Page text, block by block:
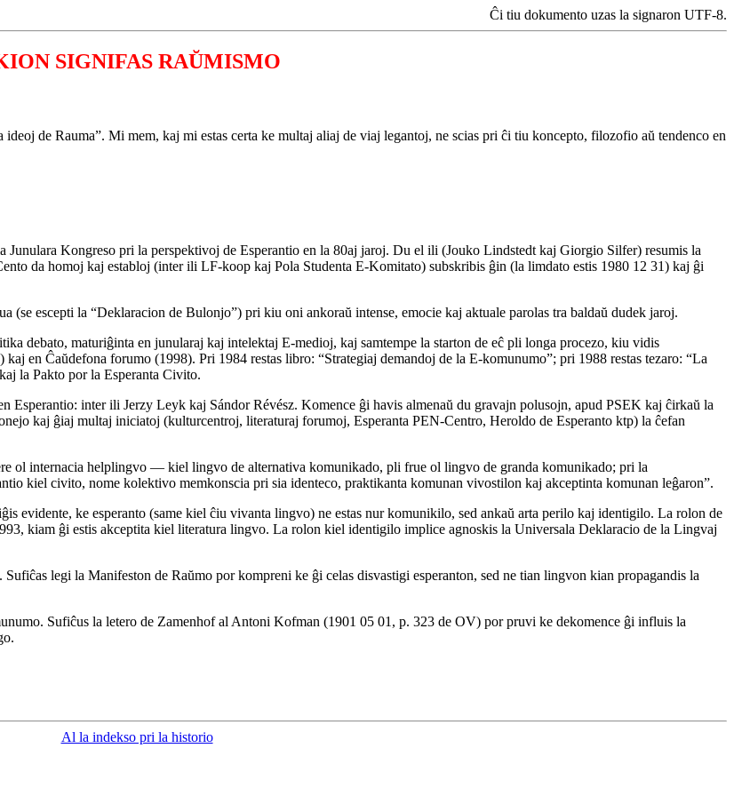
Ĉi tiu dokumento uzas la signaron UTF-8.
SIGNIFAS RAŬMISMO
de Rauma”. Mi mem, kaj mi estas certa ke multaj aliaj de viaj legantoj, ne scias pri ĉi tiu koncepto, filozofio aŭ tendenco en
Kongreso pri la perspektivoj de Esperantio en la 80aj jaroj. Du el ili (Jouko Lindstedt kaj Giorgio Silfer) resumis la
da homoj kaj establoj (inter ili LF-koop kaj Pola Studenta E-Komitato) subskribis ĝin (la limdato estis 1980 12 31) kaj ĝi
(se escepti la “Deklaracion de Bulonjo”) pri kiu oni ankoraŭ intense, emocie kaj aktuale parolas tra baldaŭ dudek jaroj.
debato, maturiĝinta en junularaj kaj intelektaj E-medioj, kaj samtempe la starton de eĉ pli longa procezo, kiu vidis
en Ĉaŭdefona forumo (1998). Pri 1984 restas libro: “Strategiaj demandoj de la E-komunumo”; pri 1988 restas tezaro: “La
la Pakto por la Esperanta Civito.
inter ili Jerzy Leyk kaj Sándor Révész. Komence ĝi havis almenaŭ du gravajn polusojn, apud PSEK kaj ĉirkaŭ la
kaj ĝiaj multaj iniciatoj (kulturcentroj, literaturaj forumoj, Esperanta PEN-Centro, Heroldo de Esperanto ktp) la ĉefan
ol internacia helplingvo — kiel lingvo de alternativa komunikado, pli frue ol lingvo de granda komunikado; pri la
kiel civito, nome kolektivo memkonscia pri sia identeco, praktikanta komunan vivostilon kaj akceptinta komunan leĝaron”.
evidente, ke esperanto (same kiel ĉiu vivanta lingvo) ne estas nur komunikilo, sed ankaŭ arta perilo kaj identigilo. La rolon de
kiam ĝi estis akceptita kiel literatura lingvo. La rolon kiel identigilo implice agnoskis la Universala Deklaracio de la Lingvaj
legi la Manifeston de Raŭmo por kompreni ke ĝi celas disvastigi esperanton, sed ne tian lingvon kian propagandis la
Sufiĉus la letero de Zamenhof al Antoni Kofman (1901 05 01, p. 323 de OV) por pruvi ke dekomence ĝi influis la
Al la indekso pri la historio